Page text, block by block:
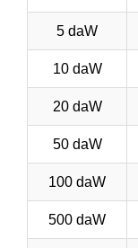
5 daW
10 daW
20 daW
50 daW
100 daW
500 daW